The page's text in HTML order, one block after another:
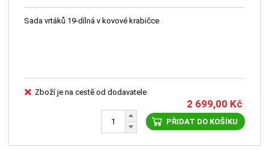
Sada vrtáků 19-dílná v kovové krabičce
Zboží je na cestě od dodavatele
2 699,00 Kč
PŘIDAT DO KOŠÍKU